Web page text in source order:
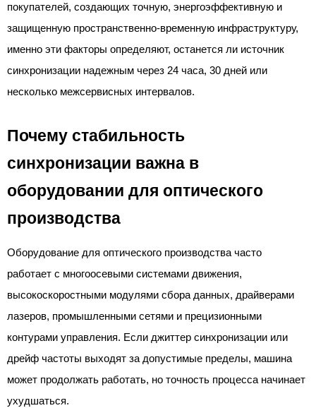
покупателей, создающих точную, энергоэффективную и
защищенную пространственно-временную инфраструктуру,
именно эти факторы определяют, останется ли источник
синхронизации надежным через 24 часа, 30 дней или
несколько межсервисных интервалов.
Почему стабильность
синхронизации важна в
оборудовании для оптического
производства
Оборудование для оптического производства часто
работает с многоосевыми системами движения,
высокоскоростными модулями сбора данных, драйверами
лазеров, промышленными сетями и прецизионными
контурами управления. Если джиттер синхронизации или
дрейф частоты выходят за допустимые пределы, машина
может продолжать работать, но точность процесса начинает
ухудшаться.